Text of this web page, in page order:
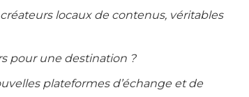
locaux de contenus, véritables
pour une destination ?
plateformes d’échange et de